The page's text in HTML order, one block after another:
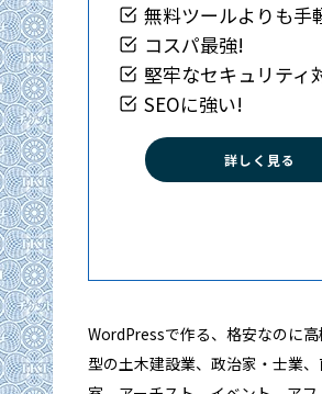
無料ツールよりも手
コスパ最強!
堅牢なセキュリティ
SEOに強い!
詳しく見る
WordPressで作る、格安なのに
型の土木建設業、政治家・士業